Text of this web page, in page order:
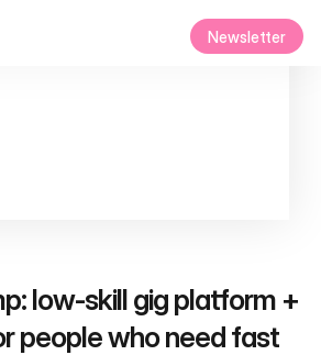
Newsletter
low-skill gig platform +
people who need fast